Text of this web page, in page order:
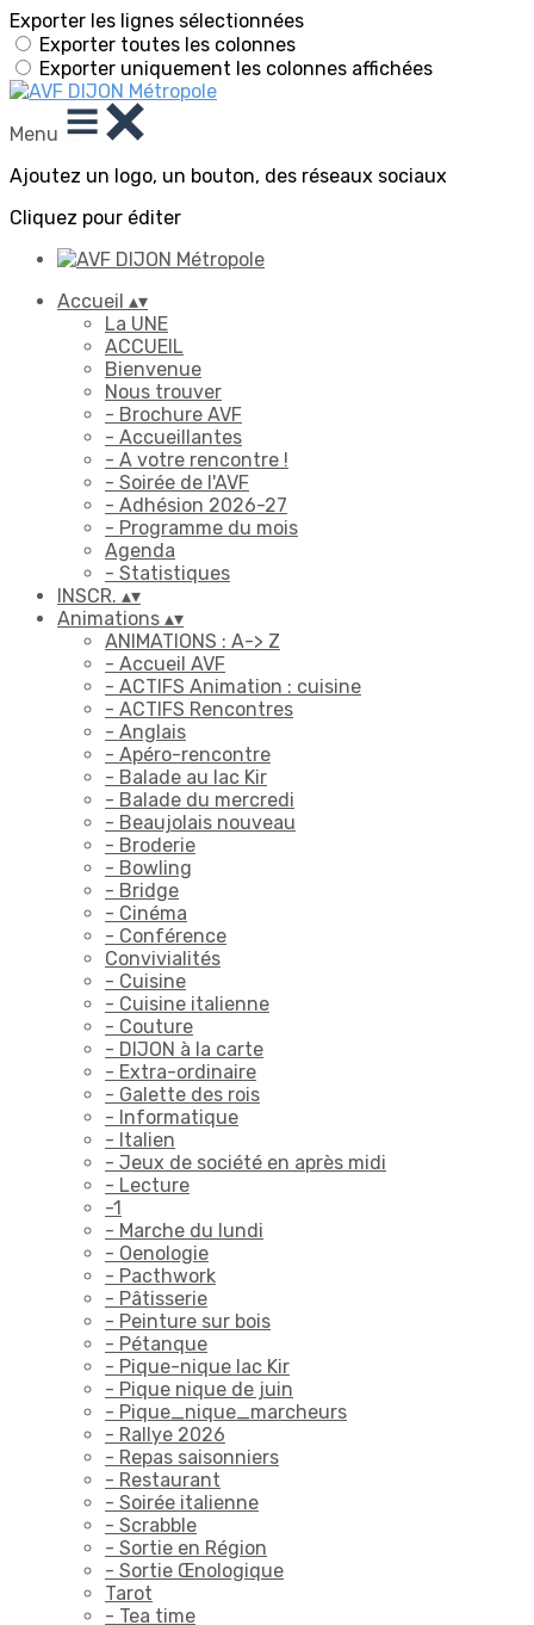
Exporter les lignes sélectionnées
Exporter toutes les colonnes
Exporter uniquement les colonnes affichées
Menu
Ajoutez un logo, un bouton, des réseaux sociaux
Cliquez pour éditer
Accueil ▴▾
La UNE
ACCUEIL
Bienvenue
Nous trouver
- Brochure AVF
- Accueillantes
- A votre rencontre !
- Soirée de l'AVF
- Adhésion 2026-27
- Programme du mois
Agenda
- Statistiques
INSCR. ▴▾
Animations ▴▾
ANIMATIONS : A-> Z
- Accueil AVF
- ACTIFS Animation : cuisine
- ACTIFS Rencontres
- Anglais
- Apéro-rencontre
- Balade au lac Kir
- Balade du mercredi
- Beaujolais nouveau
- Broderie
- Bowling
- Bridge
- Cinéma
- Conférence
Convivialités
- Cuisine
- Cuisine italienne
- Couture
- DIJON à la carte
- Extra-ordinaire
- Galette des rois
- Informatique
- Italien
- Jeux de société en après midi
- Lecture
-1
- Marche du lundi
- Oenologie
- Pacthwork
- Pâtisserie
- Peinture sur bois
- Pétanque
- Pique-nique lac Kir
- Pique nique de juin
- Pique_nique_marcheurs
- Rallye 2026
- Repas saisonniers
- Restaurant
- Soirée italienne
- Scrabble
- Sortie en Région
- Sortie Œnologique
Tarot
- Tea time